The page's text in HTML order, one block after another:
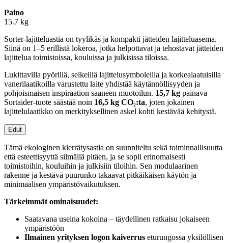
Paino
15.7 kg
Sorter-lajitteluastia on tyylikäs ja kompakti jätteiden lajitteluasema.
Siinä on 1–5 erillistä lokeroa, jotka helpottavat ja tehostavat jätteiden
lajittelua toimistoissa, kouluissa ja julkisissa tiloissa.
Lukittavilla pyörillä, selkeillä lajittelusymboleilla ja korkealaatuisilla
vanerilaatikoilla varustettu laite yhdistää käytännöllisyyden ja
pohjoismaisen inspiraation saaneen muotoilun. 15,7 kg painava
Sortaider-tuote säästää noin 16,5 kg CO₂:ta, joten jokainen
lajittelulaatikko on merkityksellinen askel kohti kestävää kehitystä.
Edut
Tämä ekologinen kierrätysastia on suunniteltu sekä toiminnallisuutta
että esteettisyyttä silmällä pitäen, ja se sopii erinomaisesti
toimistoihin, kouluihin ja julkisiin tiloihin. Sen modulaarinen
rakenne ja kestävä puurunko takaavat pitkäikäisen käytön ja
minimaalisen ympäristövaikutuksen.
Tärkeimmät ominaisuudet:
Saatavana useina kokoina – täydellinen ratkaisu jokaiseen
ympäristöön
Ilmainen yrityksen logon kaiverrus eturungossa yksilöllisen